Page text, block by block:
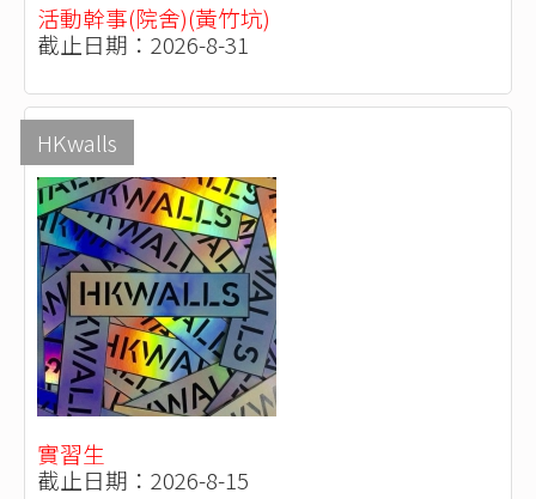
活動幹事(院舍)(黃竹坑)
截止日期：2026-8-31
HKwalls
實習生
截止日期：2026-8-15